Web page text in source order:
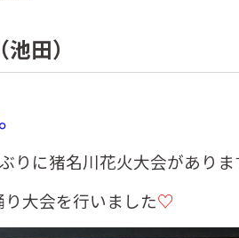
田）
りに猪名川花火大会がありま
大会を行いました♡